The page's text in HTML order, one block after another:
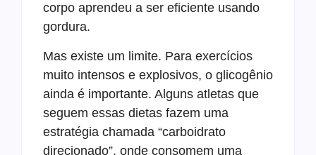
corpo aprendeu a ser eficiente usando
gordura.
Mas existe um limite. Para exercícios
muito intensos e explosivos, o glicogênio
ainda é importante. Alguns atletas que
seguem essas dietas fazem uma
estratégia chamada “carboidrato
direcionado”, onde consomem uma